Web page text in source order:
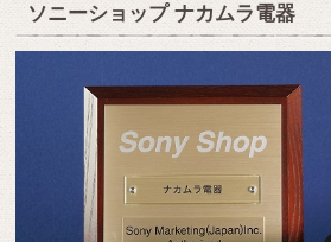
ソニーショップ ナカムラ電器